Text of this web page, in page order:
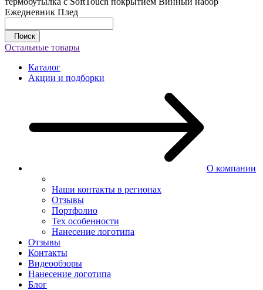
Ежедневник Плед
Поиск
Остальные товары
Каталог
Акции и подборки
О компании
Наши контакты в регионах
Отзывы
Портфолио
Тех особенности
Нанесение логотипа
Отзывы
Контакты
Видеообзоры
Нанесение логотипа
Блог